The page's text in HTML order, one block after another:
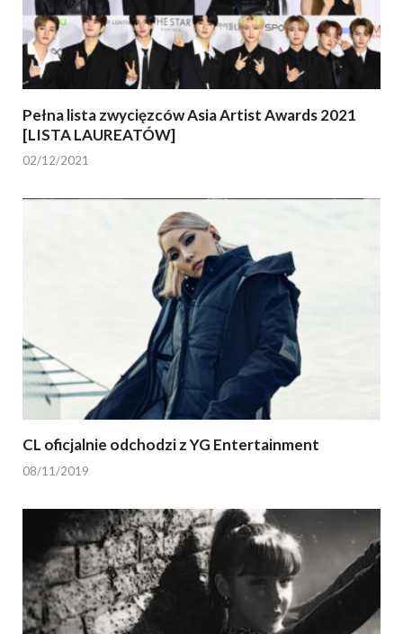
Pełna lista zwycięzców Asia Artist Awards 2021
[LISTA LAUREATÓW]
02/12/2021
CL oficjalnie odchodzi z YG Entertainment
08/11/2019